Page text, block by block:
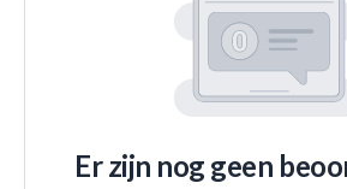
Er zijn nog geen